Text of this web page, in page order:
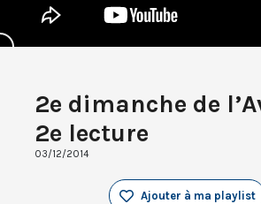
2e dimanche de
2e lecture
03/12/2014
Ajouter à ma playlist